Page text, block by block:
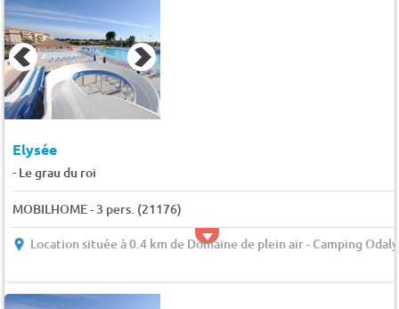
Elysée
- Le grau du roi
MOBILHOME - 3 pers. (21176)
Location située à 0.4 km de Domaine de plein air - Camping